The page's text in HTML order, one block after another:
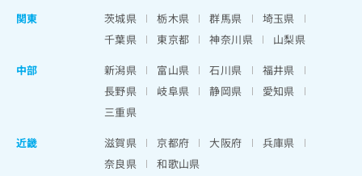
関東
茨城県 栃木県 群馬県
埼玉県
千葉県
東京都 神奈川県
山梨県
中部
新潟県 富山県 石川県
福井県
長野県
岐阜県 静岡県
愛知県
三重県
近畿
滋賀県 京都府 大阪府
兵庫県
奈良県
和歌山県